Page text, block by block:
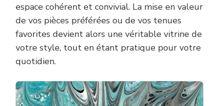
espace cohérent et convivial. La mise en valeur
de vos pièces préférées ou de vos tenues
favorites devient alors une véritable vitrine de
votre style, tout en étant pratique pour votre
quotidien.